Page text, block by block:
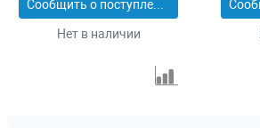
Сообщить о поступлении
Нет в наличии